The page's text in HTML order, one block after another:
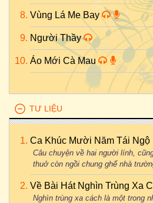
Vùng Lá Me Bay
Người Thầy
Áo Mới Cà Mau
TƯ LIỆU
Ca Khúc Mười Năm Tái Ngộ
Câu chuyện về hai người lính,
thuở còn ngồi chung ghế nhà
Về Bài Hát Nghìn Trùng Xa
Nghìn trùng xa cách là một trong